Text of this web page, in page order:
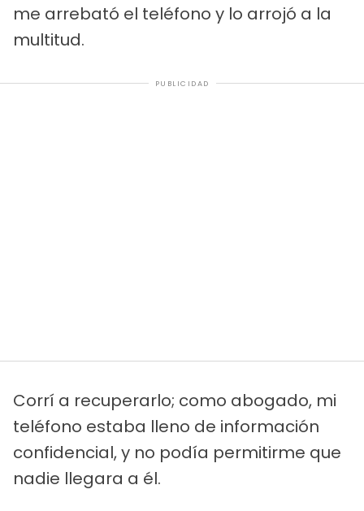
me arrebató el teléfono y lo arrojó a la
multitud.
PUBLICIDAD
Corrí a recuperarlo; como abogado, mi
teléfono estaba lleno de información
confidencial, y no podía permitirme que
nadie llegara a él.